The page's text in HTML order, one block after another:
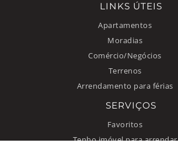
LINKS ÚTEIS
Apartamentos
Moradias
Comércio/Negócios
Terrenos
Arrendamento para férias
SERVIÇOS
Favoritos
Tenho imóvel para arrendar